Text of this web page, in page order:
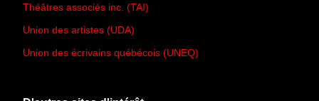
Théâtres associés inc. (TAI)
Union des artistes (UDA)
Union des écrivains québécois (UNEQ)